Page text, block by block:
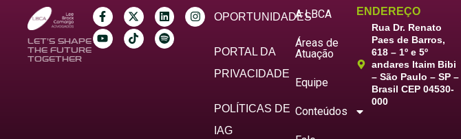
LET’S SHAPE
THE FUTURE
TOGETHER
OPORTUNIDADES
PORTAL DA
PRIVACIDADE
POLÍTICAS DE
IAG
A LBCA
Áreas de
Atuação
Equipe
Conteúdos
ENDEREÇO
Rua Dr. Renato
Paes de Barros,
618 – 1º e 5º
andares Itaim Bibi
– São Paulo – SP –
Brasil CEP 04530-
000